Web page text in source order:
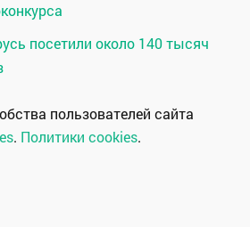
посетили около 140 тысяч
пользователей сайта
. Политики cookies.